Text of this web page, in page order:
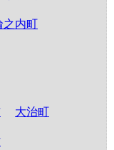
之内町
大治町